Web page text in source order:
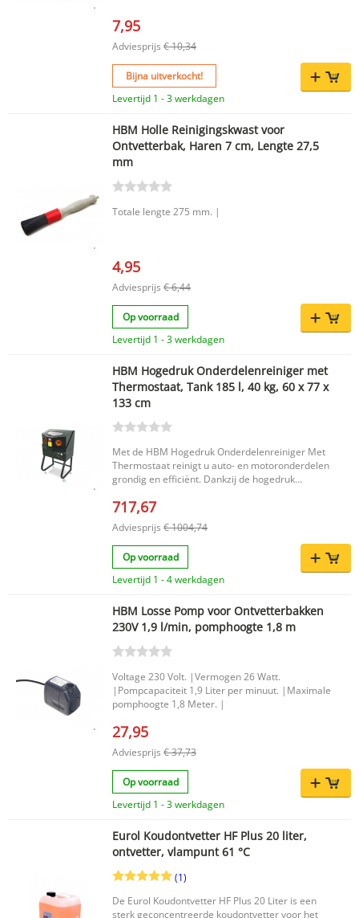
7,95
Adviesprijs € 10,34
Bijna uitverkocht!
Levertijd 1 - 3 werkdagen
HBM Holle Reinigingskwast voor
Ontvetterbak, Haren 7 cm, Lengte 27,5
mm
Totale lengte 275 mm. |
4,95
Adviesprijs € 6,44
Op voorraad
Levertijd 1 - 3 werkdagen
HBM Hogedruk Onderdelenreiniger met
Thermostaat, Tank 185 l, 40 kg, 60 x 77 x
133 cm
Met de HBM Hogedruk Onderdelenreiniger Met
Thermostaat reinigt u auto- en motoronderdelen
grondig en efficiënt. Dankzij de hogedruk
eenvoudig ook de lastigste plekken, zoals
toegankelijke delen. De geïntegreerde
thermostaat verwarmt het water tot 50 graden
Celsius, waardoor hardnekkig vet nog beter
losweekt. Na het reinigen schakelt u de
warmwatertoevoer uit, zodat er alleen nog lucht
om onderdelen direct droog te blazen.
Belangrijkste voordelen Reinigt onderdelen
onder hoge druk van 5 tot 8 bar Warm water tot
50 graden Celsius voor het losweken van vet en
vuil Ook geschikt voor moeilijk bereikbare
plekken en diepliggende boutgaten Na reinigen
alleen lucht onder hoge druk voor direct
droogblazen Grote afsluitbare klep beschermt
tegen opspattend water Productkenmerken
Merk: HBM Inhoud tank: 185 liter Maximale
belasting: 40 kg Afmetingen: 60 x 77 x 133 cm (b
praktische en krachtige onderdelenreiniger voor
wie auto- en motoronderdelen zorgvuldig, snel
en grondig wil schoonmaken.
717,67
Adviesprijs € 1004,74
Op voorraad
Levertijd 1 - 4 werkdagen
HBM Losse Pomp voor Ontvetterbakken
230V 1,9 l/min, pomphoogte 1,8 m
Voltage 230 Volt. |Vermogen 26 Watt.
|Pompcapaciteit 1,9 Liter per minuut. |Maximale
pomphoogte 1,8 Meter. |
27,95
Adviesprijs € 37,73
Op voorraad
Levertijd 1 - 3 werkdagen
Eurol Koudontvetter HF Plus 20 liter,
ontvetter, vlampunt 61 °C
(1)
De Eurol Koudontvetter HF Plus 20 Liter is een
sterk geconcentreerde koudontvetter voor het